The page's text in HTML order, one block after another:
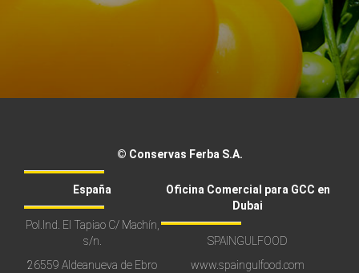
© Conservas Ferba S.A.
España
Pol.Ind. El Tapiao C/ Machín,
s/n.
26559 Aldeanueva de Ebro
Oficina Comercial para GCC en
Dubai
SPAINGULFOOD
www.spaingulfood.com